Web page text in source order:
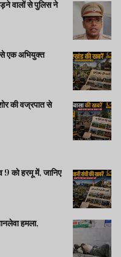
वालों से पुलिस ने
से एक अभियुक्त
की वज्रपात से
9 को हरमू में, जानिए
हमला,